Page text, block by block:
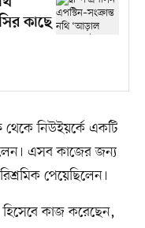
কাছে
থেকে নিউইয়র্কে একটি
এসব কাজের জন্য
পেয়েছিলেন।
হিসেবে কাজ করেছেন,